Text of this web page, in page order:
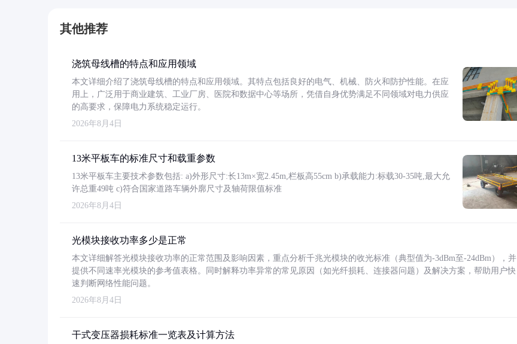
其他推荐
浇筑母线槽的特点和应用领域
本文详细介绍了浇筑母线槽的特点和应用领域。其特点包括良好的电气、机械、防火和防护性能。在应
用上，广泛用于商业建筑、工业厂房、医院和数据中心等场所，凭借自身优势满足不同领域对电力供应
的高要求，保障电力系统稳定运行。
2026年8月4日
13米平板车的标准尺寸和载重参数
13米平板车主要技术参数包括: a)外形尺寸:长13m×宽2.45m,栏板高55cm b)承载能力:标载30-35吨,最大允
许总重49吨 c)符合国家道路车辆外廓尺寸及轴荷限值标准
2026年8月4日
光模块接收功率多少是正常
本文详细解答光模块接收功率的正常范围及影响因素，重点分析千兆光模块的收光标准（典型值为-3dBm至-24dBm），并
提供不同速率光模块的参考值表格。同时解释功率异常的常见原因（如光纤损耗、连接器问题）及解决方案，帮助用户快
速判断网络性能问题。
2026年8月4日
干式变压器损耗标准一览表及计算方法